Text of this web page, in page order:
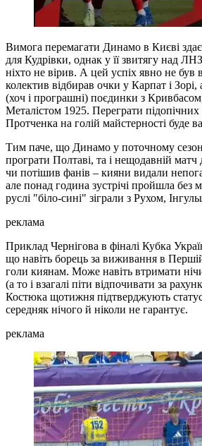
Вимога перемагати Динамо в Києві
для Кудрівки, однак у її звитягу над
ніхто не вірив. А цей успіх явно не був
колектив відбирав очки у Карпат і Зорі,
(хоч і програшні) поєдинки з
Металістом 1925. Переграти
Протченка на голій майстерності буде
Тим паче, що Динамо у поточному
програти Полтаві, та і нещодавній матч
чи потішив фанів – кияни видали
але понад година зустрічі пройшла без
руслі "біло-сині" зіграли з Рухом,
реклама
Приклад Чернігова в фіналі Кубка
що навіть борець за виживання в
голи киянам. Може навіть втримати
(а то і взагалі піти відпочивати за
Костюка щотижня підтверджують
середняк нічого й ніколи не гарантує.
реклама